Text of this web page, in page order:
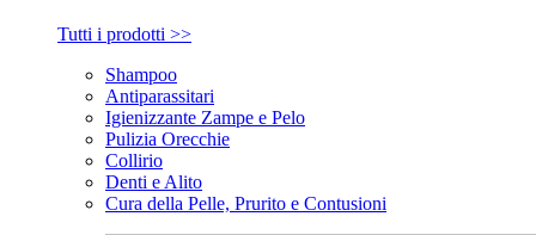
Tutti i prodotti >>
Shampoo
Antiparassitari
Igienizzante Zampe e Pelo
Pulizia Orecchie
Collirio
Denti e Alito
Cura della Pelle, Prurito e Contusioni